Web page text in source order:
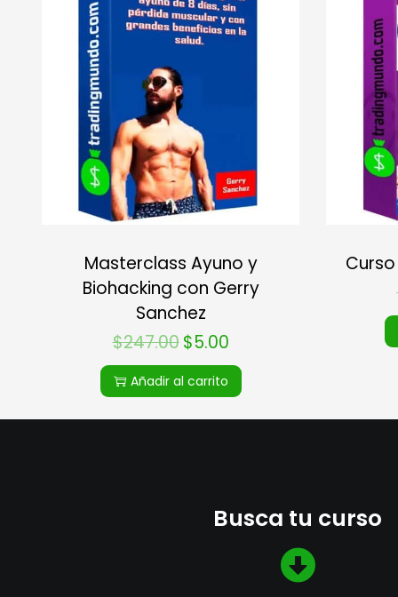
Masterclass Ayuno y
Biohacking con Gerry
Sanchez
$247.00 $5.00
Añadir al carrito
Busca tu curso